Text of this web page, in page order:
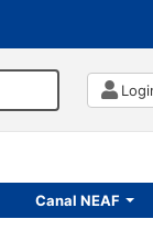
Canal NEAF